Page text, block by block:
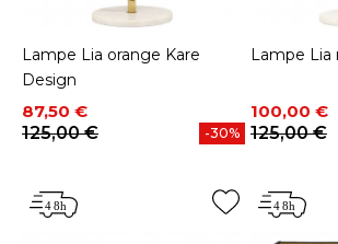
Lampe Lia orange Kare
Design
Prix
87,50 €
Prix de base
125,00 €
-30%
Lampe Lia
Prix
100,00 €
Prix de
125,00 €